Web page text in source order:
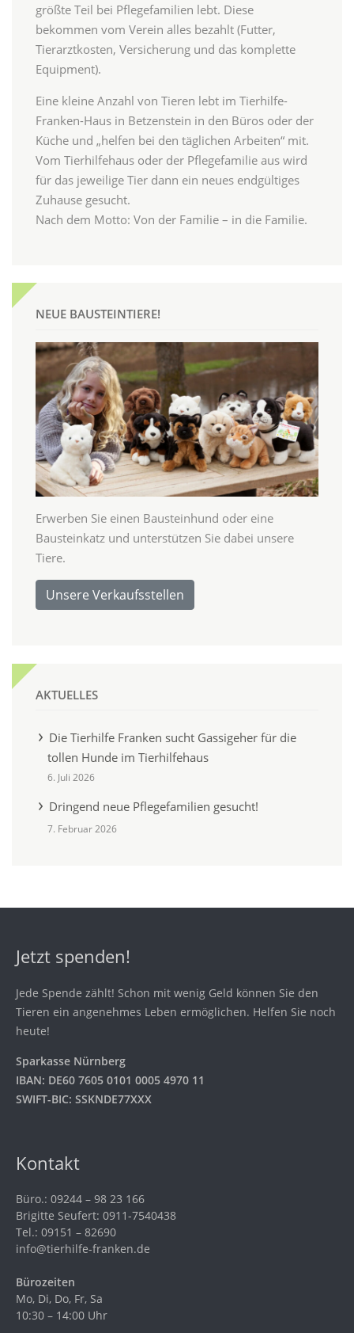
größte Teil bei Pflegefamilien lebt. Diese
bekommen vom Verein alles bezahlt (Futter,
Tierarztkosten, Versicherung und das komplette
Equipment).
Eine kleine Anzahl von Tieren lebt im Tierhilfe-
Franken-Haus in Betzenstein in den Büros oder der
Küche und „helfen bei den täglichen Arbeiten“ mit.
Vom Tierhilfehaus oder der Pflegefamilie aus wird
für das jeweilige Tier dann ein neues endgültiges
Zuhause gesucht.
Nach dem Motto: Von der Familie – in die Familie.
NEUE BAUSTEINTIERE!
Erwerben Sie einen Bausteinhund oder eine
Bausteinkatz und unterstützen Sie dabei unsere
Tiere.
Unsere Verkaufsstellen
AKTUELLES
Die Tierhilfe Franken sucht Gassigeher für die
tollen Hunde im Tierhilfehaus
6. Juli 2026
Dringend neue Pflegefamilien gesucht!
7. Februar 2026
Jetzt spenden!
Jede Spende zählt! Schon mit wenig Geld können Sie den
Tieren ein angenehmes Leben ermöglichen. Helfen Sie noch
heute!
Sparkasse Nürnberg
IBAN: DE60 7605 0101 0005 4970 11
SWIFT-BIC: SSKNDE77XXX
Kontakt
Büro.: 09244 – 98 23 166
Brigitte Seufert: 0911-7540438
Tel.: 09151 – 82690
info@tierhilfe-franken.de
Bürozeiten
Mo, Di, Do, Fr, Sa
10:30 – 14:00 Uhr